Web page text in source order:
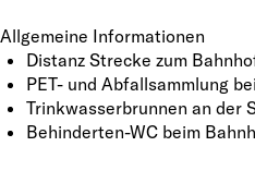
Allgemeine Informationen
Distanz Strecke zum
PET- und Abfallsammlung
Trinkwasserbrunnen an der
Behinderten-WC beim